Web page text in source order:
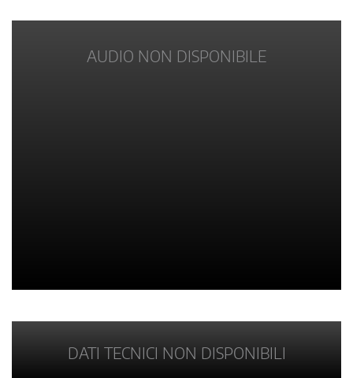
AUDIO NON DISPONIBILE
DATI TECNICI NON DISPONIBILI